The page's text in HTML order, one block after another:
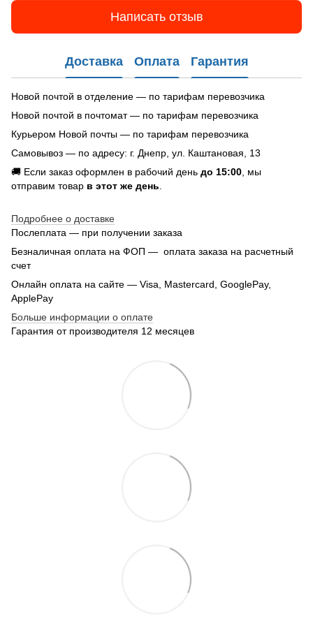
Написать отзыв
Доставка Оплата Гарантия
Новой почтой в отделение — по тарифам перевозчика
Новой почтой в почтомат — по тарифам перевозчика
Курьером Новой почты — по тарифам перевозчика
Самовывоз — по адресу: г. Днепр, ул. Каштановая, 13
🚚 Если заказ оформлен в рабочий день до 15:00 , мы
отправим товар в этот же день
Подробнее о доставке
Послеплата — при получении заказа
Безналичная оплата на ФОП — оплата заказа на расчетный
счет
Онлайн оплата на сайте — Visa, Mastercard, GooglePay,
ApplePay
Больше информации о оплате
Гарантия от производителя 12 месяцев